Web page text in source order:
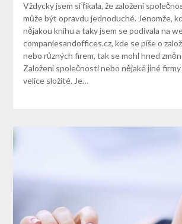
Vždycky jsem si říkala, že založení
může být opravdu jednoduché. Jenomže,
nějakou knihu a taky jsem se podívala na
companiesandoffices.cz, kde se píše o
nebo různých firem, tak se mohl hned
Založení společnosti nebo nějaké jiné
velice složité. Je…